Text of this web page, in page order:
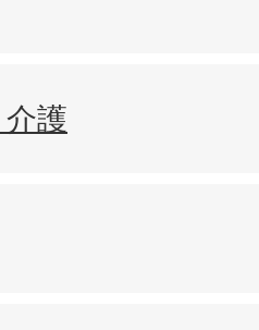
護